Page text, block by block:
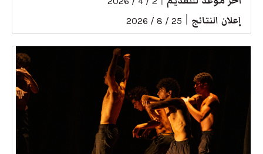
إعلان النتائج 25 / 8 / 2026